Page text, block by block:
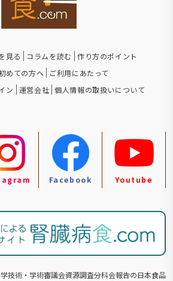
見る コラムを読む
作り方のポイント
めての方へ
ご利用にあたって
ン 運営会社 個人情報の取扱いについて
Facebook Youtube
技術・学術審議会資源調査分科会報告の⽇本食品